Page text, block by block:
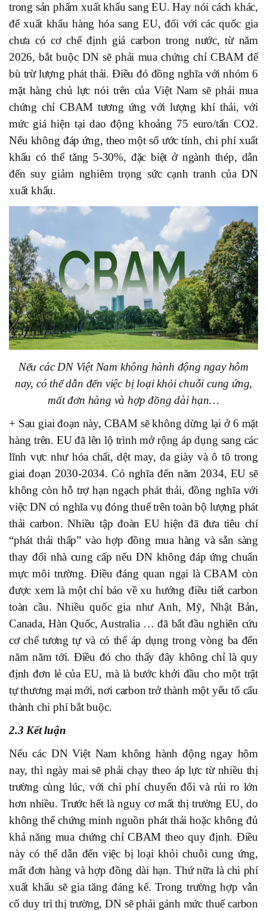
trong sản phẩm xuất khẩu sang EU. Hay nói cách khác,
để xuất khẩu hàng hóa sang EU, đối với các quốc gia
chưa có cơ chế định giá carbon trong nước, từ năm
2026, bắt buộc DN sẽ phải mua chứng chỉ CBAM để
bù trừ lượng phát thải. Điều đó đồng nghĩa với nhóm 6
mặt hàng chủ lực nói trên của Việt Nam sẽ phải mua
chứng chỉ CBAM tương ứng với lượng khí thải, với
mức giá hiện tại dao động khoảng 75 euro/tấn CO2.
Nếu không đáp ứng, theo một số ước tính, chi phí xuất
khẩu có thể tăng 5-30%, đặc biệt ở ngành thép, dẫn
đến suy giảm nghiêm trọng sức cạnh tranh của DN
xuất khẩu.
Nếu các DN Việt Nam không hành động ngay hôm
nay, có thể dẫn đến việc bị loại khỏi chuỗi cung ứng,
mất đơn hàng và hợp đồng dài hạn…
+ Sau giai đoạn này, CBAM sẽ không dừng lại ở 6 mặt
hàng trên. EU đã lên lộ trình mở rộng áp dụng sang các
lĩnh vực như hóa chất, dệt may, da giày và ô tô trong
giai đoạn 2030-2034. Có nghĩa đến năm 2034, EU sẽ
không còn hỗ trợ hạn ngạch phát thải, đồng nghĩa với
việc DN có nghĩa vụ đóng thuế trên toàn bộ lượng phát
thải carbon. Nhiều tập đoàn EU hiện đã đưa tiêu chí
“phát thải thấp” vào hợp đồng mua hàng và sẵn sàng
thay đổi nhà cung cấp nếu DN không đáp ứng chuẩn
mực môi trường. Điều đáng quan ngại là CBAM còn
được xem là một chỉ báo về xu hướng điều tiết carbon
toàn cầu. Nhiều quốc gia như Anh, Mỹ, Nhật Bản,
Canada, Hàn Quốc, Australia … đã bắt đầu nghiên cứu
cơ chế tương tự và có thể áp dụng trong vòng ba đến
năm năm tới. Điều đó cho thấy đây không chỉ là quy
định đơn lẻ của EU, mà là bước khởi đầu cho một trật
tự thương mại mới, nơi carbon trở thành một yếu tố cấu
thành chi phí bắt buộc.
2.3 Kết luận
Nếu các DN Việt Nam không hành động ngay hôm
nay, thì ngày mai sẽ phải chạy theo áp lực từ nhiều thị
trường cùng lúc, với chi phí chuyển đổi và rủi ro lớn
hơn nhiều. Trước hết là nguy cơ mất thị trường EU, do
không thể chứng minh nguồn phát thải hoặc không đủ
khả năng mua chứng chỉ CBAM theo quy định. Điều
này có thể dẫn đến việc bị loại khỏi chuỗi cung ứng,
mất đơn hàng và hợp đồng dài hạn. Thứ nữa là chi phí
xuất khẩu sẽ gia tăng đáng kể. Trong trường hợp vẫn
cố duy trì thị trường, DN sẽ phải gánh mức thuế carbon